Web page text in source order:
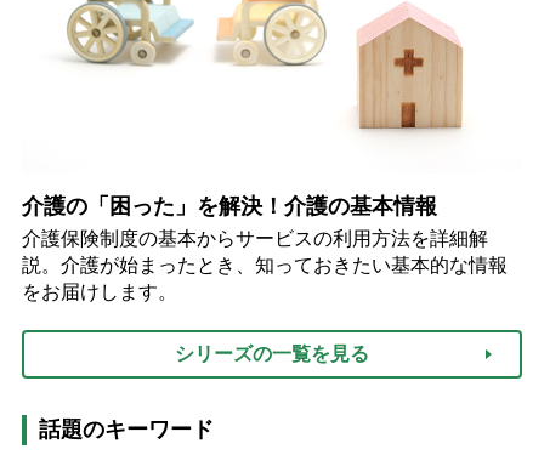
介護の「困った」を解決！介護の基本情報
介護保険制度の基本からサービスの利用方法を詳細解
説。介護が始まったとき、知っておきたい基本的な情報
をお届けします。
シリーズの一覧を見る
話題のキーワード